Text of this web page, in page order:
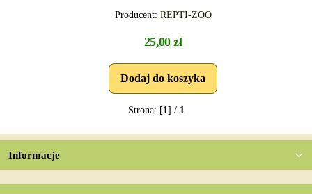
Producent: REPTI-ZOO
25,00 zł
Strona: [1] / 1
Informacje